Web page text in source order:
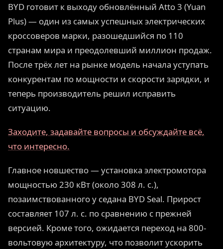
BYD готовит к выходу обновлённый Atto 3 (Yuan
Plus) — один из самых успешных электрических
кроссоверов марки, разошедшийся по 110
странам мира и преодолевший миллион продаж.
После трёх лет на рынке модель начала уступать
конкурентам по мощности и скорости зарядки, и
теперь производитель решил исправить
ситуацию.
Заходите, задавайте вопросы и обсуждайте всё,
что интересно.
Главное новшество — установка электромотора
мощностью 230 кВт (около 308 л. с.),
позаимствованного у седана BYD Seal. Прирост
составляет 107 л. с. по сравнению с прежней
версией. Кроме того, ожидается переход на 800-
вольтовую архитектуру, что позволит ускорить